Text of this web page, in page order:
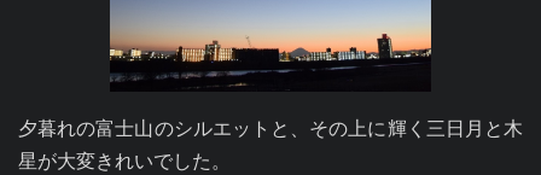
夕暮れの富士山のシルエットと、その上に輝く三日月と木
星が大変きれいでした。